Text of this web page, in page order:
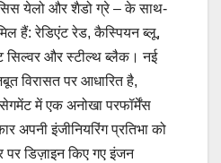
येलो और शैडो ग्रे – के साथ-
हैं: रेडिएंट रेड, कैस्पियन ब्लू,
सिल्वर और स्टील्थ ब्लैक। नई
विरासत पर आधारित है,
में एक अनोखा परफॉर्मेंस
अपनी इंजीनियरिंग प्रतिभा को
पर डिज़ाइन किए गए इंजन